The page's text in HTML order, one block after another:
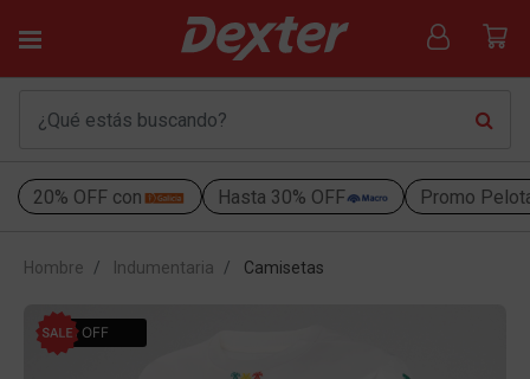
20% OFF con Hasta 30% OFF Promo
Hombre Indumentaria Camisetas
40% OFF